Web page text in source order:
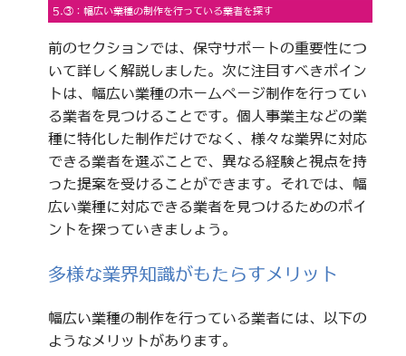
5.③：幅広い業種の制作を行っている業者を探す
前のセクションでは、保守サポートの重要性につ
いて詳しく解説しました。次に注目すべきポイン
トは、幅広い業種のホームページ制作を行ってい
る業者を見つけることです。個人事業主などの業
種に特化した制作だけでなく、様々な業界に対応
できる業者を選ぶことで、異なる経験と視点を持
った提案を受けることができます。それでは、幅
広い業種に対応できる業者を見つけるためのポイ
ントを探っていきましょう。
多様な業界知識がもたらすメリット
幅広い業種の制作を行っている業者には、以下の
ようなメリットがあります。